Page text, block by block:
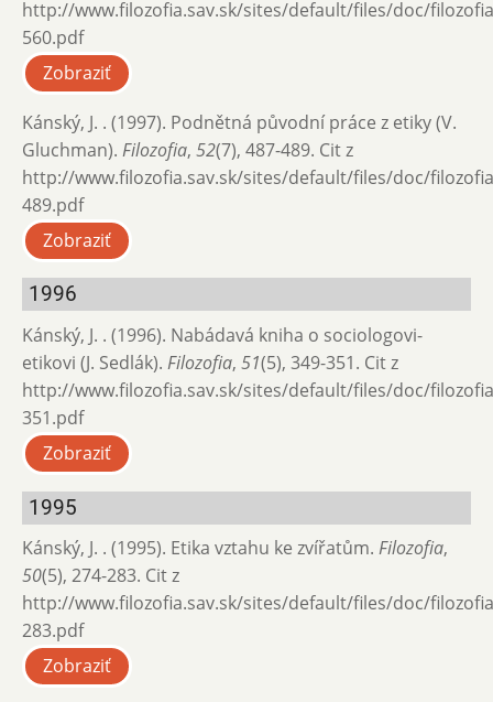
http://www.filozofia.sav.sk/sites/default/files/doc/
560.pdf
Zobraziť
Kánský, J. . (1997). Podnětná původní práce z etiky (V.
Gluchman). Filozofia, 52(7), 487-489. Cit z
http://www.filozofia.sav.sk/sites/default/files/doc/
489.pdf
Zobraziť
1996
Kánský, J. . (1996). Nabádavá kniha o sociologovi-
etikovi (J. Sedlák). Filozofia, 51(5), 349-351. Cit z
http://www.filozofia.sav.sk/sites/default/files/doc/
351.pdf
Zobraziť
1995
Kánský, J. . (1995). Etika vztahu ke zvířatům. Filozofia,
50(5), 274-283. Cit z
http://www.filozofia.sav.sk/sites/default/files/doc/
283.pdf
Zobraziť